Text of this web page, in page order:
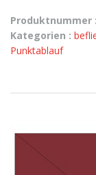
Produktnummer :
Kategorien :
Punktablauf